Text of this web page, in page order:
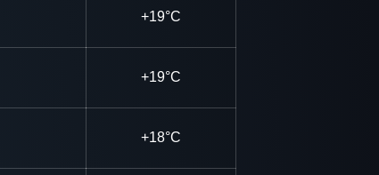
+19°C
+19°C
+18°C